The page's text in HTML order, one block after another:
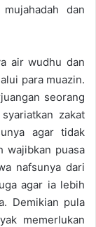
dan
air wudhu dan
para muazin.
seorang
zakat
agar tidak
wajibkan puasa
nafsunya dari
agar ia lebih
Demikian pula
memerlukan